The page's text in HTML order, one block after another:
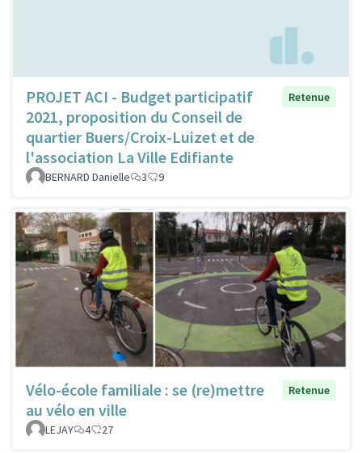
PROJET ACI - Budget participatif
2021, proposition du Conseil de
quartier Buers/Croix-Luizet et de
l'association La Ville Edifiante
Retenue
BERNARD Danielle 3 9
Vélo-école familiale : se (re)mettre
au vélo en ville
Retenue
LEJAY 4 27